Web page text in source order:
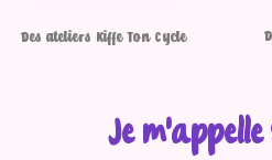
Des ateliers Kiffe Ton Cycle
Je